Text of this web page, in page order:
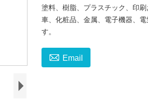
塗料、樹脂、プラスチック、印
車、化粧品、金属、電子機器、
す。
 Email